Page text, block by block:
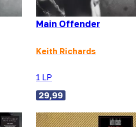
Main Offender
Keith Richards
1 LP
29,99